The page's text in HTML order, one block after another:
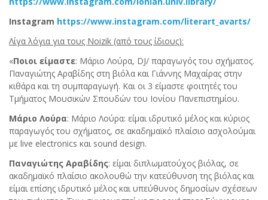
Instagram https://www.instagram.com/literart_avarts/
Λίγα λόγια για τους Noizik (από τους ίδιους):
«Ποιοι είμαστε: Μάριο Λούρα, DJ/ παραγωγός του σχήματος.
Παναγιώτης Αραβίδης στη βιόλα και Γιάννης Μαχαίρας στην
κιθάρα και τη συμπαραγωγή. Και οι 3 είμαστε φοιτητές του
Τμήματος Μουσικών Σπουδών του Ιονίου Πανεπιστημίου.
Μάριο Λούρα: Μάριο Λούρα: είμαι ιδρυτικό μέλος και κύριος
παραγωγός του σχήματος, σε ακαδημαϊκό πλαίσιο ασχολούμαι
με live electronics και sound design.
Παναγιώτης Αραβίδης: είμαι διπλωματούχος βιόλας, σε
ακαδημαϊκό πλαίσιο ακολουθώ την κατεύθυνση της βιόλας και
είμαι επίσης ιδρυτικό μέλος και υπεύθυνος δημοσίων σχέσεων